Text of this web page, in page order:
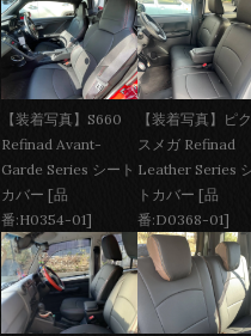
【装着写真】S660
Refinad Avant-
Garde Series シート
カバー [品
番:H0354-01]
【装着写真】ピ
スメガ Refinad
Leather Series
トカバー [品
番:D0368-01]